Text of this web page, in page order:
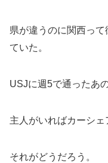
県が違うのに関西っ
ていた。
USJに週5で通ったあ
主人がいればカーシェ
それがどうだろう。